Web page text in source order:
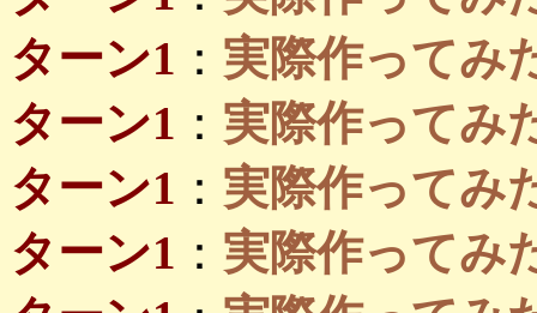
ターン1 ： 実際作ってみ
ターン1 ： 実際作ってみ
ターン1 ： 実際作ってみ
ターン1 ： 実際作ってみ